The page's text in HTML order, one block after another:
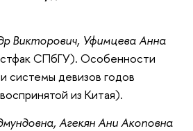
Викторович, Уфимцева Анна
СПбГУ). Особенности
системы девизов годов
из Китая).
Агекян Ани Акоповна